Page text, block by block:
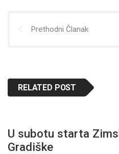
Prethodni Članak
RELATED POST
U subotu starta
Gradiške